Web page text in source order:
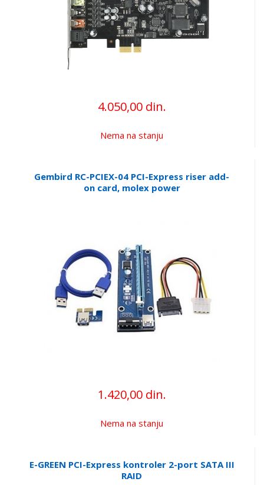
4.050,00 din.
Nema na stanju
Gembird RC-PCIEX-04 PCI-Express riser add-
on card, molex power
1.420,00 din.
Nema na stanju
E-GREEN PCI-Express kontroler 2-port SATA III
RAID